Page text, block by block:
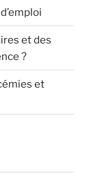
et des
?
et